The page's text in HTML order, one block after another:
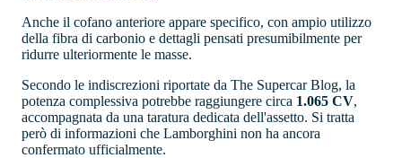
Anche il cofano anteriore appare specifico, con ampio utilizzo
della fibra di carbonio e dettagli pensati presumibilmente per
ridurre ulteriormente le masse.
Secondo le indiscrezioni riportate da The Supercar Blog, la
potenza complessiva potrebbe raggiungere circa 1.065 CV,
accompagnata da una taratura dedicata dell'assetto. Si tratta
però di informazioni che Lamborghini non ha ancora
confermato ufficialmente.